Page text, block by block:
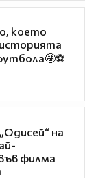
което
на
филма